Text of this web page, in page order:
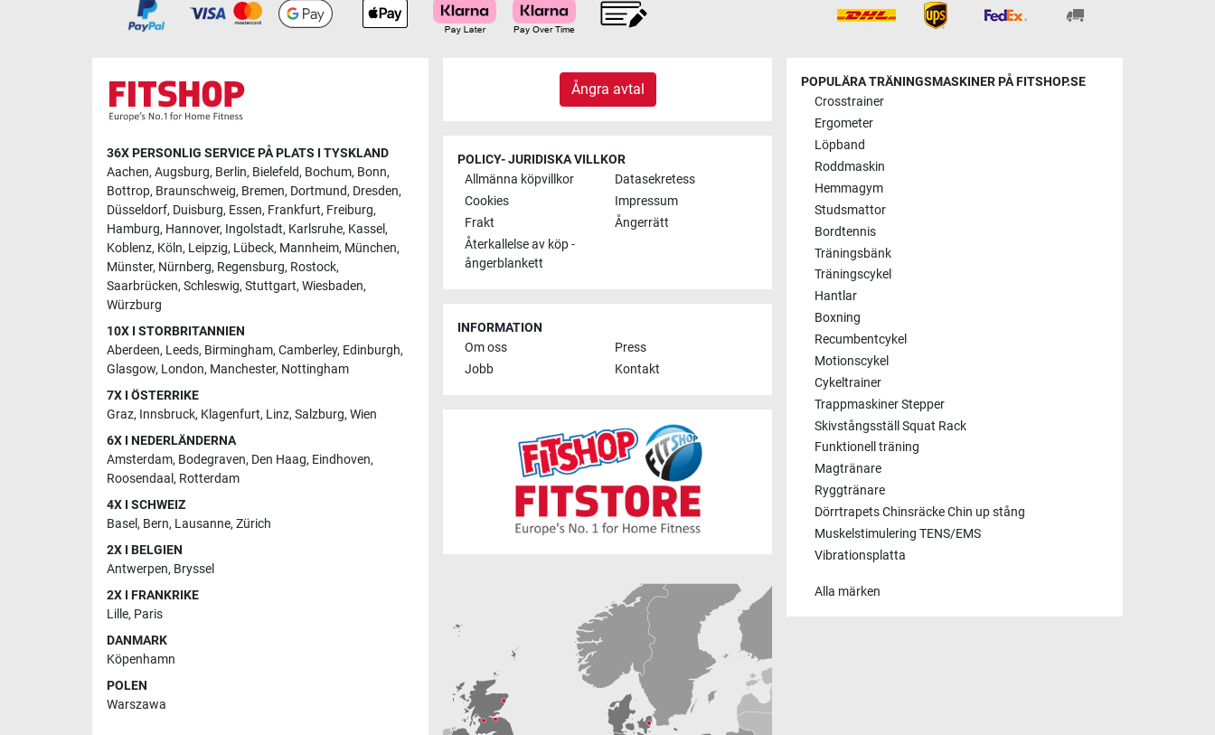
36X PERSONLIG SERVICE PÅ PLATS I TYSKLAND
Aachen, Augsburg, Berlin, Bielefeld, Bochum, Bonn,
Bottrop, Braunschweig, Bremen, Dortmund, Dresden,
Düsseldorf, Duisburg, Essen, Frankfurt, Freiburg,
Hamburg, Hannover, Ingolstadt, Karlsruhe, Kassel,
Koblenz, Köln, Leipzig, Lübeck, Mannheim, München,
Münster, Nürnberg, Regensburg, Rostock,
Saarbrücken, Schleswig, Stuttgart, Wiesbaden,
Würzburg
10X I STORBRITANNIEN
Aberdeen, Leeds, Birmingham, Camberley, Edinburgh,
Glasgow, London, Manchester, Nottingham
7X I ÖSTERRIKE
Graz, Innsbruck, Klagenfurt, Linz, Salzburg, Wien
6X I NEDERLÄNDERNA
Amsterdam, Bodegraven, Den Haag, Eindhoven,
Roosendaal , Rotterdam
4X I SCHWEIZ
Basel, Bern, Lausanne, Zürich
2X I BELGIEN
Antwerpen, Bryssel
2X I FRANKRIKE
Lille, Paris
DANMARK
Köpenhamn
POLEN
Warszawa
Ångra avtal
POLICY- JURIDISKA VILLKOR
Allmänna köpvillkor
Datasekretess
Cookies
Impressum
Frakt
Ångerrätt
Återkallelse av köp -
ångerblankett
INFORMATION
Om oss
Press
Jobb
Kontakt
POPULÄRA TRÄNINGSMASKINER PÅ FITSHOP.SE
Crosstrainer
Ergometer
Löpband
Roddmaskin
Hemmagym
Studsmattor
Bordtennis
Träningsbänk
Träningscykel
Hantlar
Boxning
Recumbentcykel
Motionscykel
Cykeltrainer
Trappmaskiner Stepper
Skivstångsställ Squat Rack
Funktionell träning
Magtränare
Ryggtränare
Dörrtrapets Chinsräcke Chin up stång
Muskelstimulering TENS/EMS
Vibrationsplatta
Alla märken